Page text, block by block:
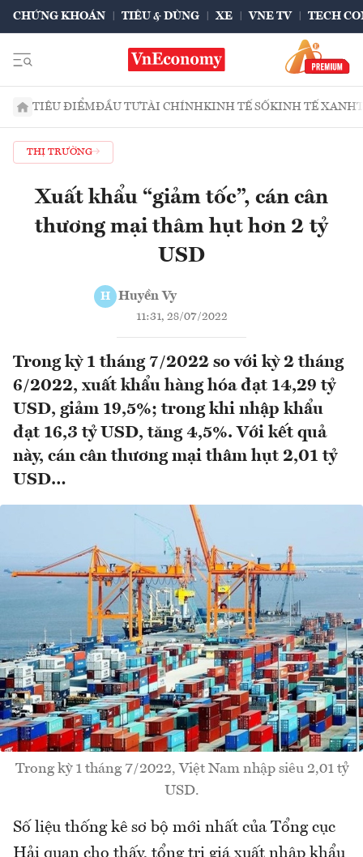
CHỨNG KHOÁN TIÊU & DÙNG XE VNE TV TECH
TIÊU ĐIỂMĐẦU TƯTÀI CHÍNHKINH TẾ SỐKINH TẾ XANH
THỊ TRƯỜNG
Xuất khẩu “giảm tốc”, cán cân
thương mại thâm hụt hơn 2 tỷ
USD
H Huyền Vy
11:31, 28/07/2022
Trong kỳ 1 tháng 7/2022 so với kỳ 2 tháng
6/2022, xuất khẩu hàng hóa đạt 14,29 tỷ
USD, giảm 19,5%; trong khi nhập khẩu
đạt 16,3 tỷ USD, tăng 4,5%. Với kết quả
này, cán cân thương mại thâm hụt 2,01 tỷ
USD…
Trong kỳ 1 tháng 7/2022, Việt Nam nhập siêu 2,01 tỷ
USD.
Số liệu thống kê sơ bộ mới nhất của Tổng cục
Hải quan cho thấy, tổng trị giá xuất nhập khẩu